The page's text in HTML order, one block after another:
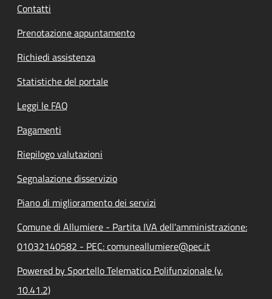
Contatti
Prenotazione appuntamento
Richiedi assistenza
Statistiche del portale
Leggi le FAQ
Pagamenti
Riepilogo valutazioni
Segnalazione disservizio
Piano di miglioramento dei servizi
Comune di Allumiere - Partita IVA dell'amministrazione:
01032140582 - PEC: comuneallumiere@pec.it
Powered by Sportello Telematico Polifunzionale (v.
10.41.2)